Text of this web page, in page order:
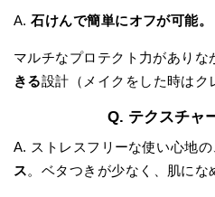
A.石けんで簡単にオフが可能。
マルチなプロテクト力がありな
きる設計（メイクをした時はク
Q. テクスチャ
A. ストレスフリーな使い心地の
ス。ベタつきが少なく、肌にな